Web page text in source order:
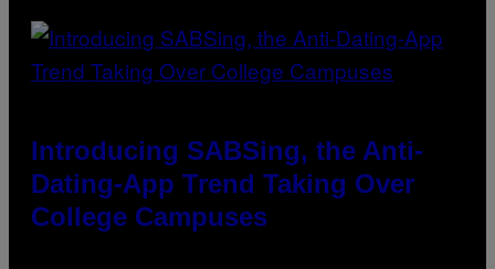
Introducing SABSing, the Anti-
Dating-App Trend Taking Over
College Campuses